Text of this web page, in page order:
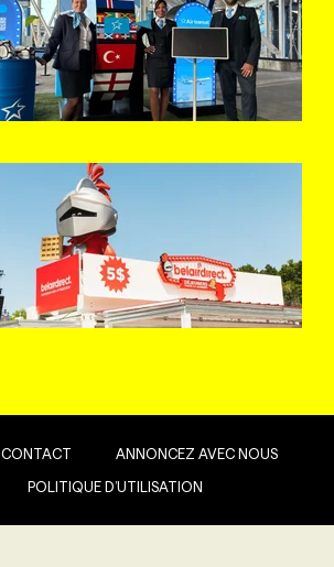
CONTACT ANNONCEZ AVEC NOUS
POLITIQUE D’UTILISATION